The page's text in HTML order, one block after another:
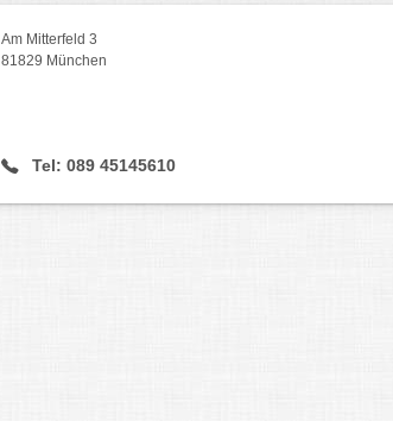
Am Mitterfeld 3
81829 München
Tel: 089 45145610